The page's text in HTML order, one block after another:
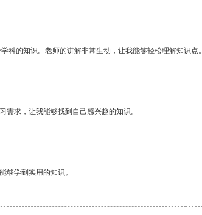
科的知识。老师的讲解非常生动，让我能够轻松理解知识点。
求，让我能够找到自己感兴趣的知识。
够学到实用的知识。